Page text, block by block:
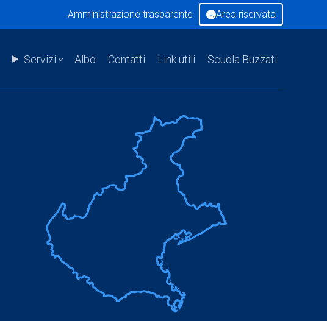
Amministrazione trasparente Area riservata
Servizi Albo Contatti Link utili Scuola Buzzati